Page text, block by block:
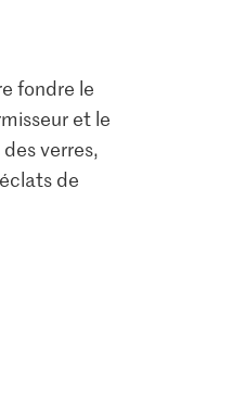
fondre le
et le
verres,
de